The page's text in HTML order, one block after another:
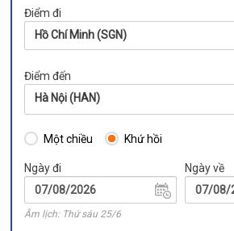
Điểm đi
Hồ Chí Minh (SGN)
Điểm đến
Hà Nội (HAN)
Một chiều Khứ hồi
Ngày đi
Âm lịch: Thứ sáu 25/6
Ngày về